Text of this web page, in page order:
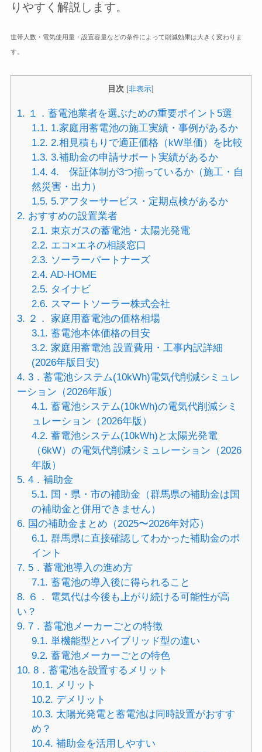
りやすく解説します。
世帯人数・電気使用量・設置容量などの条件によって削減効果は大きく変わりま
す。
目次 [非表示]
1. １．蓄電池業者を選ぶための重要ポイント5選
1.1. 1.家庭用蓄電池の施工実績・事例があるか
1.2. 2.相見積もりで適正価格（kW単価）を比較
1.3. 3.補助金の申請サポート実績があるか
1.4. 4. 保証体制が3つ揃っているか（施工・自
然災害・出力）
1.5. 5.アフターサービス・定期点検があるか
2. おすすめの設置業者
2.1. 東京ガスの蓄電池・太陽光発電
2.2. エコ×エネの相談窓口
2.3. ソーラーパートナーズ
2.4. AD-HOME
2.5. タイナビ
2.6. スマートソーラー株式会社
3. ２． 家庭用蓄電池の価格相場
3.1. 蓄電池本体価格の目安
3.2. 家庭用蓄電池 設置費用・工事内訳詳細
(2026年版目安)
4. 3．蓄電池システム(10kWh)電気代削減シミュレ
ーション（2026年版）
4.1. 蓄電池システム(10kWh)の電気代削減シミ
ュレーション（2026年版）
4.2. 蓄電池システム(10kWh)と太陽光発電
（6kW）の電気代削減シミュレーション（2026
年版）
5. 4．補助金
5.1. 国・県・市の補助金（群馬県の補助金は国
の補助金と併用できません）
6. 国の補助金まとめ（2025〜2026年対応）
6.1. 群馬県に直接確認してわかった補助金のポ
イント
7. 5．蓄電池導入の進め方
7.1. 蓄電池の導入後に得られること
8. ６． 電気代は今後も上がり続ける可能性が高
い？
9. 7．蓄電池メーカーごとの特徴
9.1. 単機能型とハイブリッド型の違い
9.2. 蓄電池メーカーごとの特色
10. 8．蓄電池を設置するメリット
10.1. メリット
10.2. デメリット
10.3. 太陽光発電と蓄電池は同時設置がおすす
め？
10.4. 補助金を活用しやすい